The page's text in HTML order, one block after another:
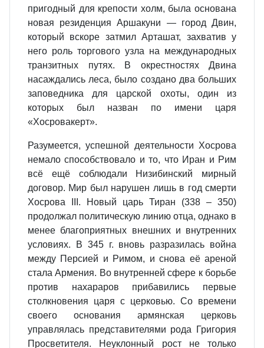
пригодный для крепости холм, была основана
новая резиденция Аршакуни — город Двин,
который вскоре затмил Арташат, захватив у
него роль торгового узла на международных
транзитных путях. В окрестностях Двина
насаждались леса, было создано два больших
заповедника для царской охоты, один из
которых был назван по имени царя
«Хосровакерт».
Разумеется, успешной деятельности Хосрова
немало способствовало и то, что Иран и Рим
всё ещё соблюдали Низибинский мирный
договор. Мир был нарушен лишь в год смерти
Хосрова III. Новый царь Тиран (338 – 350)
продолжал политическую линию отца, однако в
менее благоприятных внешних и внутренних
условиях. В 345 г. вновь разразилась война
между Персией и Римом, и снова её ареной
стала Армения. Во внутренней сфере к борьбе
против нахараров прибавились первые
столкновения царя с церковью. Со времени
своего основания армянская церковь
управлялась представителями рода Григория
Просветителя. Неуклонный рост не только